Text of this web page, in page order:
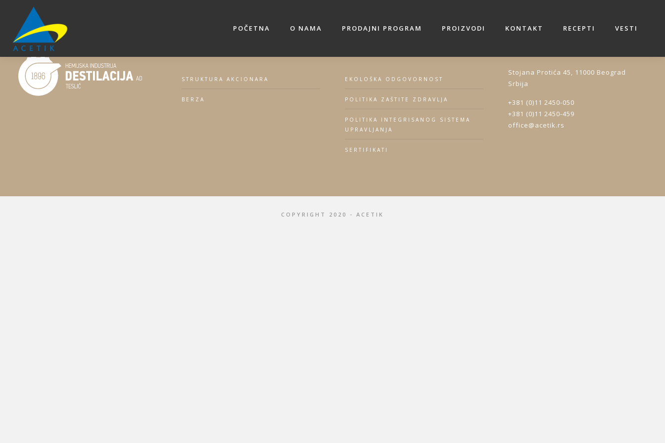
POČETNA O NAMA PRODAJNI PROGRAM PROIZVODI KONTAKT RECEPTI VESTI
STRUKTURA AKCIONARA
BERZA
EKOLOŠKA ODGOVORNOST
POLITIKA ZAŠTITE ZDRAVLJA
POLITIKA INTEGRISANOG SISTEMA
UPRAVLJANJA
SERTIFIKATI
Stojana Protića 45, 11000 Beograd
Srbija
+381 (0)11 2450-050
+381 (0)11 2450-459
office@acetik.rs
COPYRIGHT 2020 - ACETIK